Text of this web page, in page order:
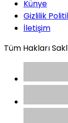
Künye
Gizlilik
İletişim
Tüm Hakları